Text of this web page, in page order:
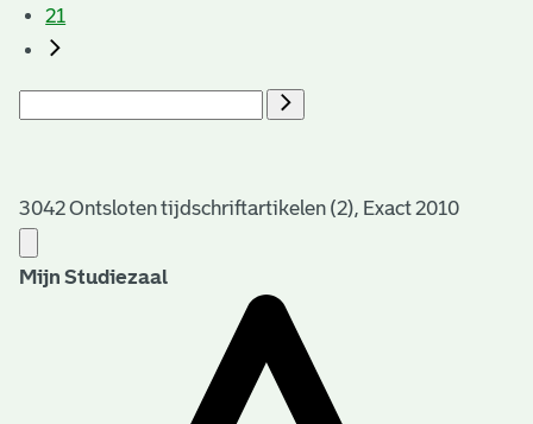
21
3042 Ontsloten tijdschriftartikelen (2), Exact 2010
Mijn Studiezaal